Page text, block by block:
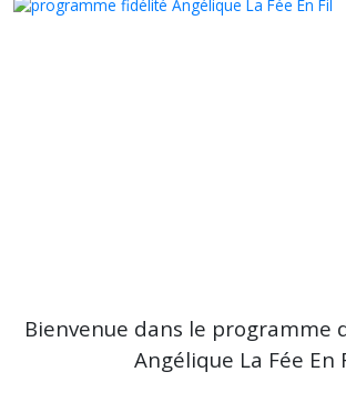
Bienvenue dans le programme
Angélique La Fée En